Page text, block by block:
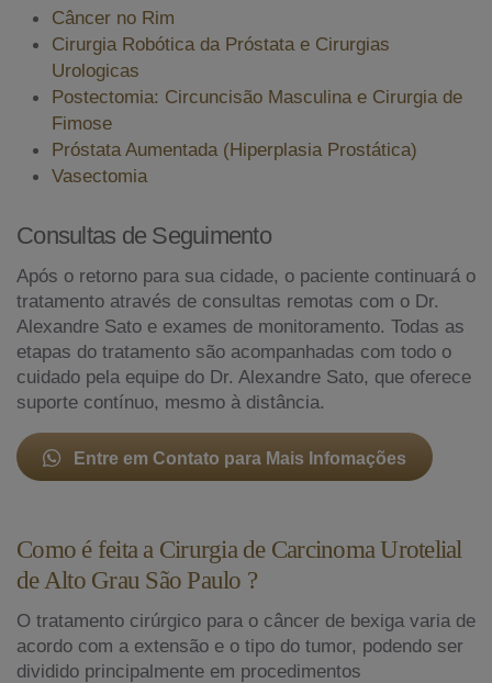
Câncer no Rim
Cirurgia Robótica da Próstata e Cirurgias
Urologicas
Postectomia: Circuncisão Masculina e Cirurgia de
Fimose
Próstata Aumentada (Hiperplasia Prostática)
Vasectomia
Consultas de Seguimento
Após o retorno para sua cidade, o paciente continuará o
tratamento através de consultas remotas com o Dr.
Alexandre Sato e exames de monitoramento. Todas as
etapas do tratamento são acompanhadas com todo o
cuidado pela equipe do Dr. Alexandre Sato, que oferece
suporte contínuo, mesmo à distância.
Entre em Contato para Mais Infomações
Como é feita a Cirurgia de Carcinoma Urotelial
de Alto Grau São Paulo ?
O tratamento cirúrgico para o câncer de bexiga varia de
acordo com a extensão e o tipo do tumor, podendo ser
dividido principalmente em procedimentos